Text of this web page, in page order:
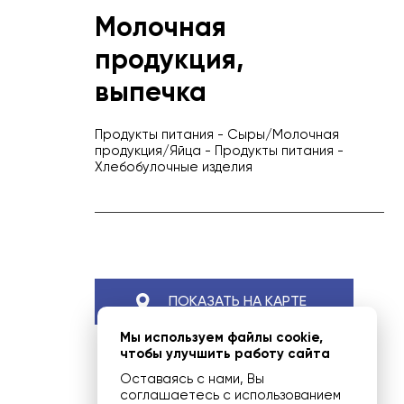
Молочная
продукция,
выпечка
Продукты питания - Сыры/Молочная
продукция/Яйца - Продукты питания -
Хлебобулочные изделия
ПОКАЗАТЬ НА КАРТЕ
Мы используем файлы cookie,
чтобы улучшить работу сайта
Оставаясь с нами, Вы
соглашаетесь с использованием